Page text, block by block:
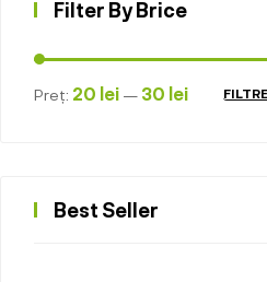
Filter By Brice
Preț: 20 lei — 30 lei
Best Seller